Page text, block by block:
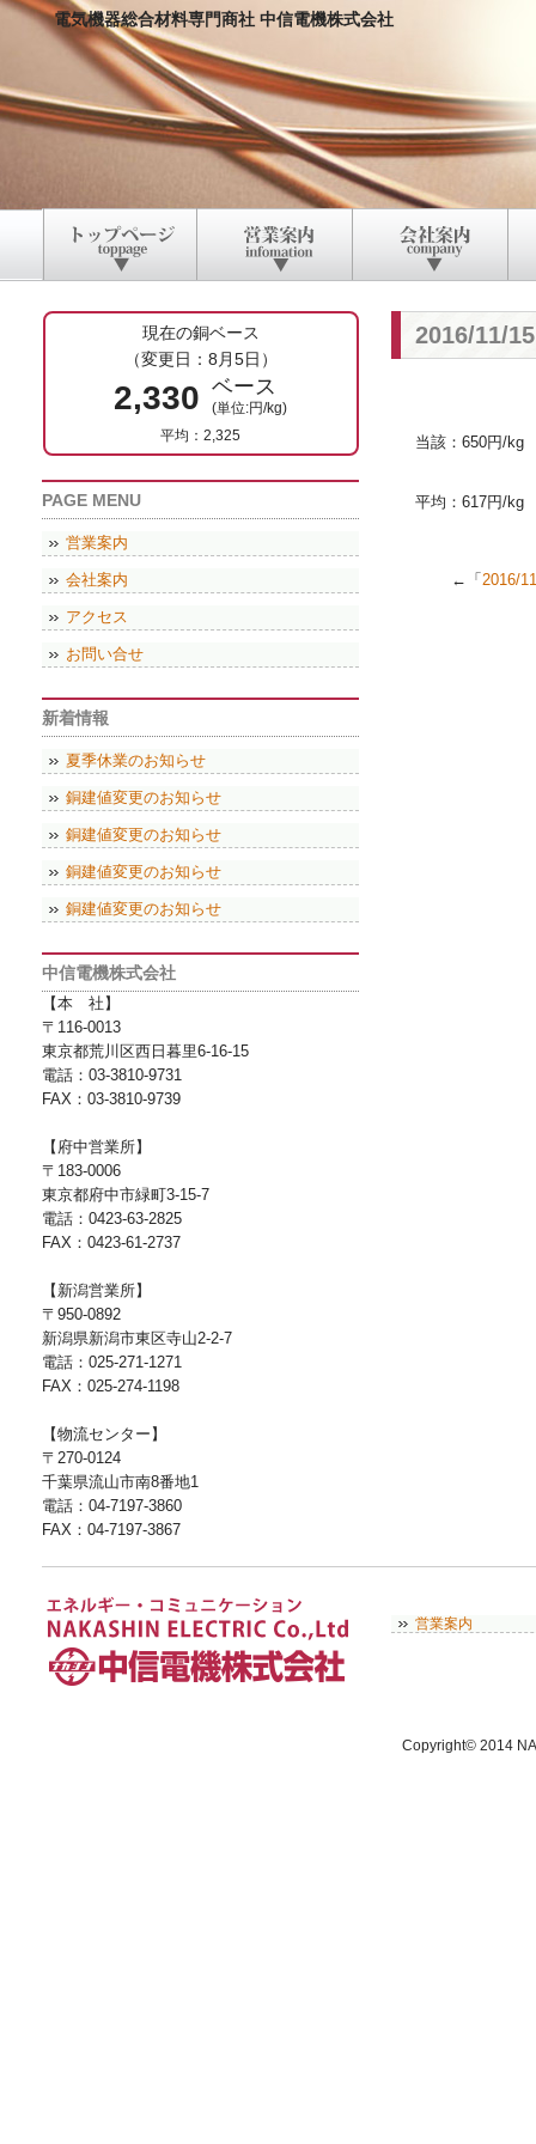
電気機器総合材料専門商社 中信電機株式会社
2016/11/
当該：650円/kg
平均：617円/kg
←「 2016/
現在の銅ベース
（変更日：8月5日）
2,330 ベース
(単位:円/kg)
平均：2,325
PAGE MENU
営業案内
会社案内
アクセス
お問い合せ
新着情報
夏季休業のお知らせ
銅建値変更のお知らせ
銅建値変更のお知らせ
銅建値変更のお知らせ
銅建値変更のお知らせ
中信電機株式会社
【本 社】
〒116-0013
東京都荒川区西日暮里6-16-15
電話：03-3810-9731
FAX：03-3810-9739
【府中営業所】
〒183-0006
東京都府中市緑町3-15-7
電話：0423-63-2825
FAX：0423-61-2737
【新潟営業所】
〒950-0892
新潟県新潟市東区寺山2-2-7
電話：025-271-1271
FAX：025-274-1198
【物流センター】
〒270-0124
千葉県流山市南8番地1
電話：04-7197-3860
FAX：04-7197-3867
営業案内
Copyright© 2014